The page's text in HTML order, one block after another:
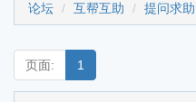
论坛 互帮互助 提问求助
页面: 1